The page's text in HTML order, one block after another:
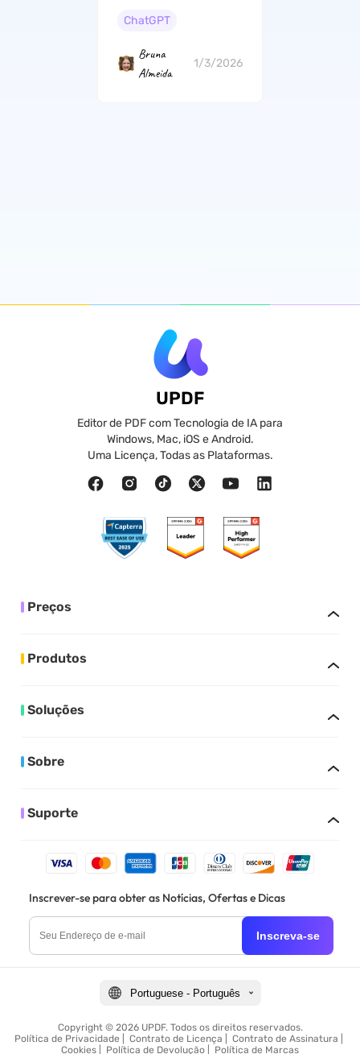
ChatGPT
Bruna
Almeida
1/3/2026
UPDF
Editor de PDF com Tecnologia de IA para
Windows, Mac, iOS e Android.
Uma Licença, Todas as Plataformas.
Preços
Produtos
Soluções
Sobre
Suporte
Inscrever-se para obter as Notícias, Ofertas e Dicas
Inscreva-se
Portuguese - Português
Copyright © 2026 UPDF. Todos os direitos reservados.
Política de Privacidade
Contrato de Licença Contrato de Assinatura
Cookies
Política de Devolução Política de Marcas